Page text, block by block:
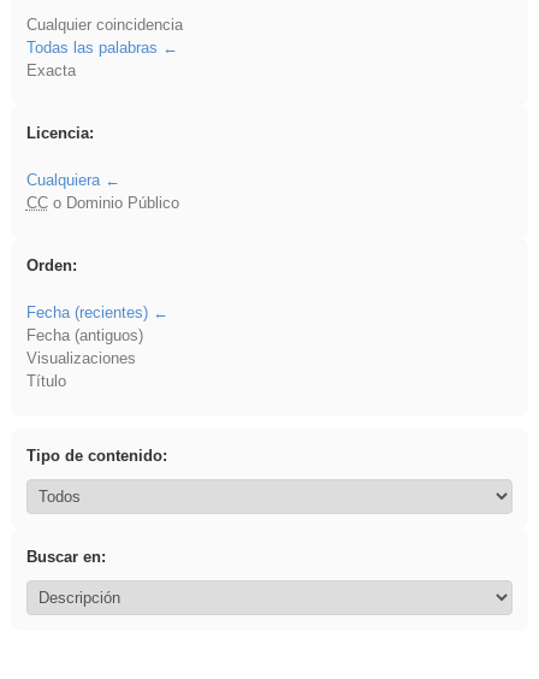
Cualquier coincidencia
Todas las palabras
Exacta
Licencia:
Cualquiera
CCo Dominio Público
Orden:
Fecha (recientes)
Fecha (antiguos)
Visualizaciones
Título
Tipo de contenido:
Buscar en: